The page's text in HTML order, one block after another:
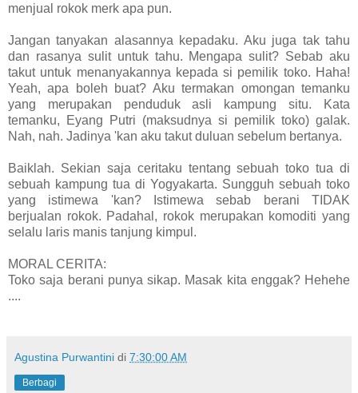
menjual rokok merk apa pun.
Jangan tanyakan alasannya kepadaku. Aku juga tak tahu
dan rasanya sulit untuk tahu. Mengapa sulit? Sebab aku
takut untuk menanyakannya kepada si pemilik toko. Haha!
Yeah, apa boleh buat? Aku termakan omongan temanku
yang merupakan penduduk asli kampung situ. Kata
temanku, Eyang Putri (maksudnya si pemilik toko) galak.
Nah, nah. Jadinya 'kan aku takut duluan sebelum bertanya.
Baiklah. Sekian saja ceritaku tentang sebuah toko tua di
sebuah kampung tua di Yogyakarta. Sungguh sebuah toko
yang istimewa 'kan? Istimewa sebab berani TIDAK
berjualan rokok. Padahal, rokok merupakan komoditi yang
selalu laris manis tanjung kimpul.
MORAL CERITA:
Toko saja berani punya sikap. Masak kita enggak? Hehehe
....
Agustina Purwantini di 7:30:00 AM
Berbagi